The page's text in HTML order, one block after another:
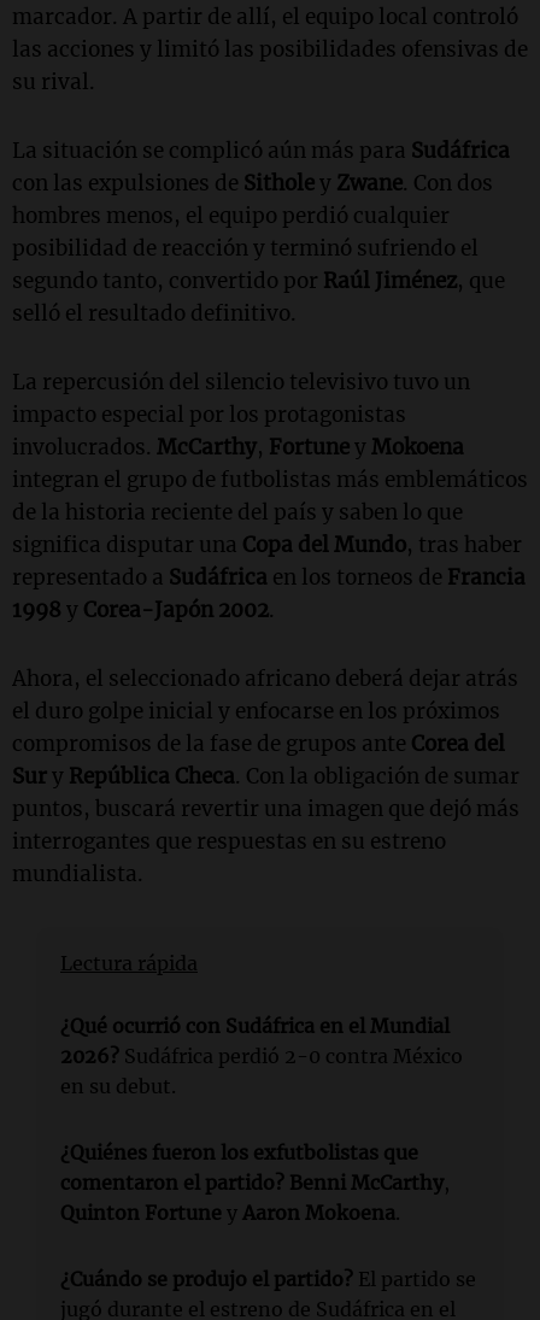
marcador. A partir de allí, el equipo local controló
las acciones y limitó las posibilidades ofensivas de
su rival.
La situación se complicó aún más para Sudáfrica
con las expulsiones de Sitholey Zwane. Con dos
hombres menos, el equipo perdió cualquier
posibilidad de reacción y terminó sufriendo el
segundo tanto, convertido por Raúl Jiménez, que
selló el resultado definitivo.
La repercusión del silencio televisivo tuvo un
impacto especial por los protagonistas
involucrados. McCarthy, FortuneyMokoena
integran el grupo de futbolistas más emblemáticos
de la historia reciente del país y saben lo que
significa disputar una Copa del Mundo, tras haber
representado a Sudáfrica en los torneos de Francia
1998 y Corea-Japón 2002.
Ahora, el seleccionado africano deberá dejar atrás
el duro golpe inicial y enfocarse en los próximos
compromisos de la fase de grupos ante Corea del
Sury República Checa. Con la obligación de sumar
puntos, buscará revertir una imagen que dejó más
interrogantes que respuestas en su estreno
mundialista.
Lectura rápida
¿Qué ocurrió con Sudáfrica en el Mundial
2026? Sudáfrica perdió 2-0 contra México
en su debut.
¿Quiénes fueron los exfutbolistas que
comentaron el partido? Benni McCarthy,
Quinton Fortune y Aaron Mokoena.
¿Cuándo se produjo el partido? El partido se
jugó durante el estreno de Sudáfrica en el